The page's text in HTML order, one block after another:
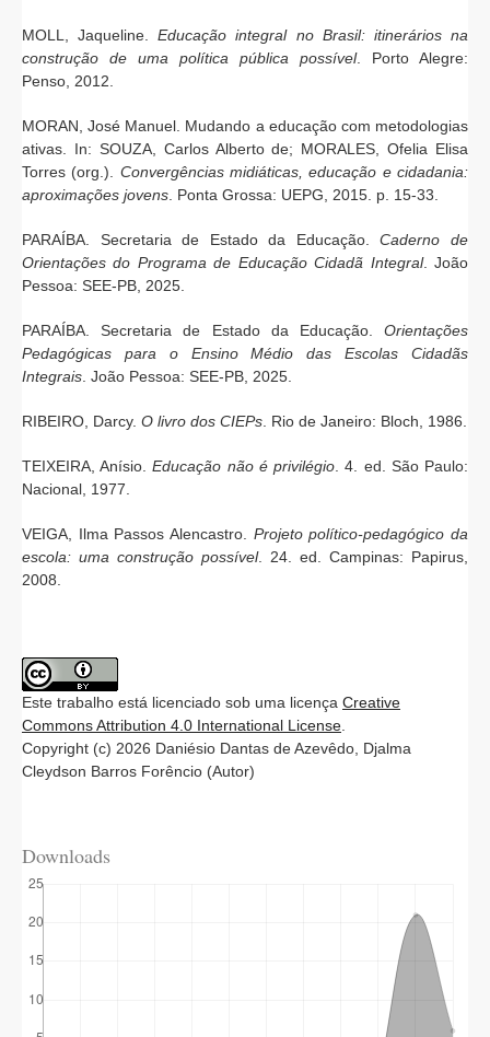
MOLL, Jaqueline.Educação integral no Brasil: itinerários na
construção de uma política pública possível. Porto Alegre:
Penso, 2012.
MORAN, José Manuel. Mudando a educação com metodologias
ativas. In: SOUZA, Carlos Alberto de; MORALES, Ofelia Elisa
Torres (org.). Convergências midiáticas, educação e cidadania:
aproximações jovens . Ponta Grossa: UEPG, 2015. p. 15-33.
PARAÍBA. Secretaria de Estado da Educação.Caderno de
Orientações do Programa de Educação Cidadã Integral. João
Pessoa: SEE-PB, 2025.
PARAÍBA. Secretaria de Estado da Educação. Orientações
Pedagógicas para o Ensino Médio das Escolas Cidadãs
Integrais . João Pessoa: SEE-PB, 2025.
RIBEIRO, Darcy. O livro dos CIEPs . Rio de Janeiro: Bloch, 1986.
TEIXEIRA, Anísio.Educação não é privilégio . 4. ed. São Paulo:
Nacional, 1977.
VEIGA, Ilma Passos Alencastro. Projeto político-pedagógico da
escola: uma construção possível. 24. ed. Campinas: Papirus,
2008.
Este trabalho está licenciado sob uma licença Creative
Commons Attribution 4.0 International License
Copyright (c) 2026 Daniésio Dantas de Azevêdo, Djalma
Cleydson Barros Forêncio (Autor)
Downloads